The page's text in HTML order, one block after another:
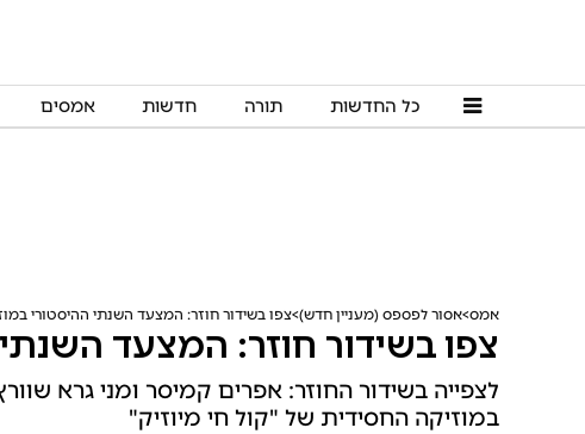
כל החדשות תורה חדשות אמסים
אמס אסור לפספס (מעניין חדש) צפו בשידור חוזר: המצעד השנתי ההיסטורי
צפו בשידור חוזר: המצעד
לצפייה בשידור החוזר: אפרים קמיסר ומני גרא
במוזיקה החסידית של "קול חי מיוזיק"